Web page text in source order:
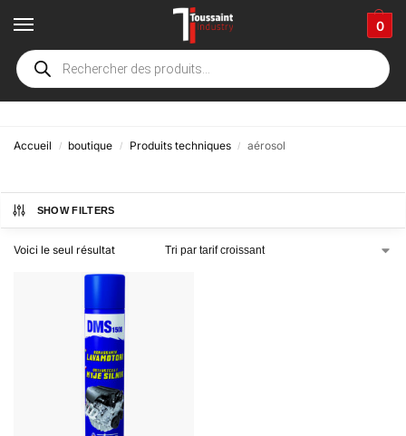
0
aérosol
Accueil / boutique / Produits techniques / aérosol
SHOW FILTERS
Voici le seul résultat